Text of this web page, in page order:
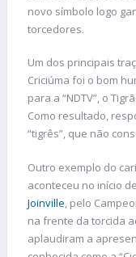
novo símbolo logo
torcedores.
Um dos principais
Criciúma foi o bom
para a “NDTV”, o
Como resultado,
“tigrês”, que não
Outro exemplo do
aconteceu no início
Joinville, pelo
na frente da torcida
aplaudiram a